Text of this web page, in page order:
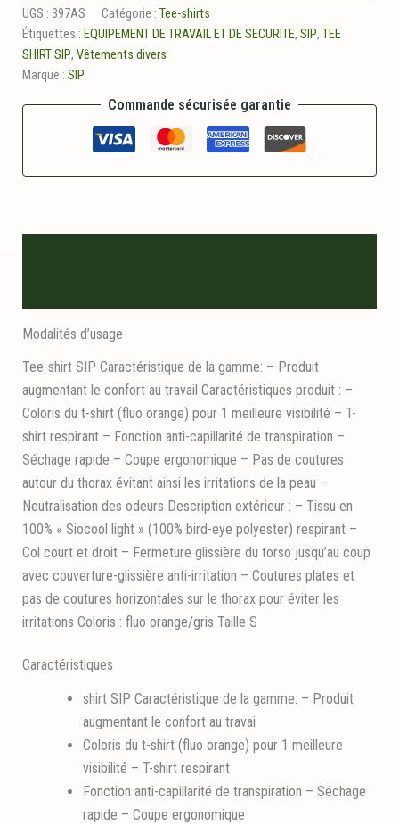
shirt
bicolore
fluo
orange/gris
sip
UGS : 397AS Catégorie : Tee-shirts
Étiquettes : EQUIPEMENT DE TRAVAIL ET DE SECURITE, SIP, TEE
SHIRT SIP, Vêtements divers
Marque : SIP
Commande sécurisée garantie
Modalités d’usage
Tee-shirt SIP Caractéristique de la gamme: – Produit
augmentant le confort au travail Caractéristiques produit : –
Coloris du t-shirt (fluo orange) pour 1 meilleure visibilité – T-
shirt respirant – Fonction anti-capillarité de transpiration –
Séchage rapide – Coupe ergonomique – Pas de coutures
autour du thorax évitant ainsi les irritations de la peau –
Neutralisation des odeurs Description extérieur : – Tissu en
100% « Siocool light » (100% bird-eye polyester) respirant –
Col court et droit – Fermeture glissière du torso jusqu’au coup
avec couverture-glissière anti-irritation – Coutures plates et
pas de coutures horizontales sur le thorax pour éviter les
irritations Coloris : fluo orange/gris Taille S
Caractéristiques
shirt SIP Caractéristique de la gamme: – Produit
augmentant le confort au travai
Coloris du t-shirt (fluo orange) pour 1 meilleure
visibilité – T-shirt respirant
Fonction anti-capillarité de transpiration – Séchage
rapide – Coupe ergonomique